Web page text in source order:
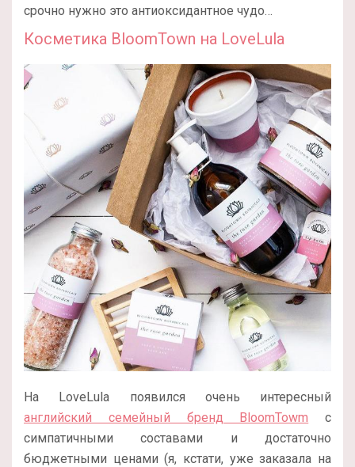
срочно нужно это антиоксидантное чудо…
Косметика BloomTown на LoveLula
На LoveLula появился очень интересный
английский семейный бренд BloomTowm с
симпатичными составами и достаточно
бюджетными ценами (я, кстати, уже заказала на